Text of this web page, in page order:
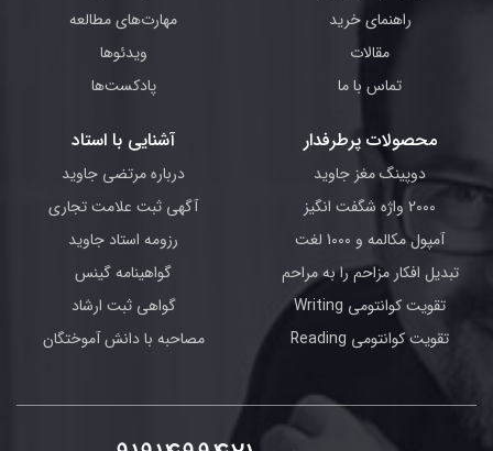
راهنمای خرید
مقالات
تماس با ما
مهارت‌های مطالعه
ویدئوها
پادکست‌ها
محصولات پرطرفدار
دوپینگ مغز جاوید
2000 واژه شگفت انگیز
آمپول مکالمه و 1000 لغت
تبدیل افکار مزاحم را به مراحم
تقویت کوانتومی Writing
تقویت کوانتومی Reading
آشنایی با استاد
درباره مرتضی جاوید
آگهی ثبت علامت تجاری
رزومه استاد جاوید
گواهینامه گینس
گواهی ثبت ارشاد
مصاحبه با دانش آموختگان